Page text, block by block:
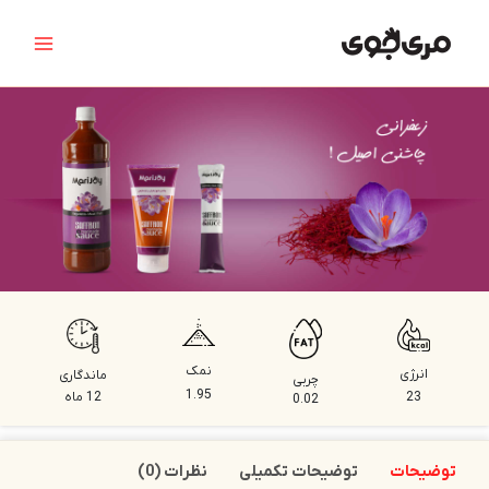
Menu
انرژی
23
چربی
0.02
نمک
1.95
ماندگاری
12 ماه
توضیحات توضیحات تکمیلی نظرات (0)